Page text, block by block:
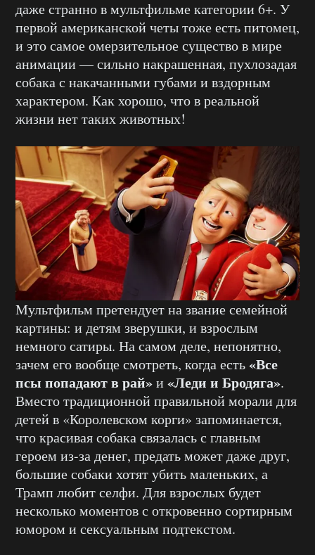
даже странно в мультфильме категории 6+. У
первой американской четы тоже есть питомец,
и это самое омерзительное существо в мире
анимации — сильно накрашенная, пухлозадая
собака с накачанными губами и вздорным
характером. Как хорошо, что в реальной
жизни нет таких животных!
Мультфильм претендует на звание семейной
картины: и детям зверушки, и взрослым
немного сатиры. На самом деле, непонятно,
зачем его вообще смотреть, когда есть«Все
псы попадают в рай»и «Леди и Бродяга».
Вместо традиционной правильной морали для
детей в «Королевском корги» запоминается,
что красивая собака связалась с главным
героем из-за денег, предать может даже друг,
большие собаки хотят убить маленьких, а
Трамп любит селфи. Для взрослых будет
несколько моментов с откровенно сортирным
юмором и сексуальным подтекстом.